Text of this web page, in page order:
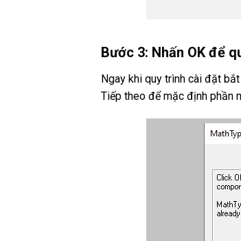
Bước 3: Nhấn OK để
Ngay khi quy trình cài đặt
Tiếp theo để mặc định phần